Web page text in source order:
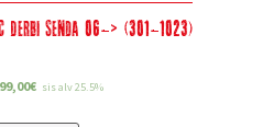
Senda 06-> (301-1023)
€ sis alv 25.5%